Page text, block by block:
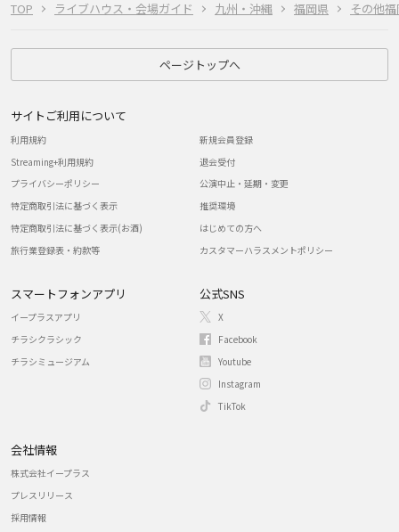
TOP ライブハウス・会場ガイド 九州・沖縄 福岡県 その他
ページトップへ
サイトご利用について
利用規約
Streaming+利用規約
プライバシーポリシー
特定商取引法に基づく表示
特定商取引法に基づく表示(お酒)
旅行業登録表・約款等
新規会員登録
退会受付
公演中止・延期・変更
推奨環境
はじめての方へ
カスタマーハラスメントポリシー
スマートフォンアプリ
イープラスアプリ
チラシクラシック
チラシミュージアム
公式SNS
X
Facebook
Youtube
Instagram
TikTok
会社情報
株式会社イープラス
プレスリリース
採用情報